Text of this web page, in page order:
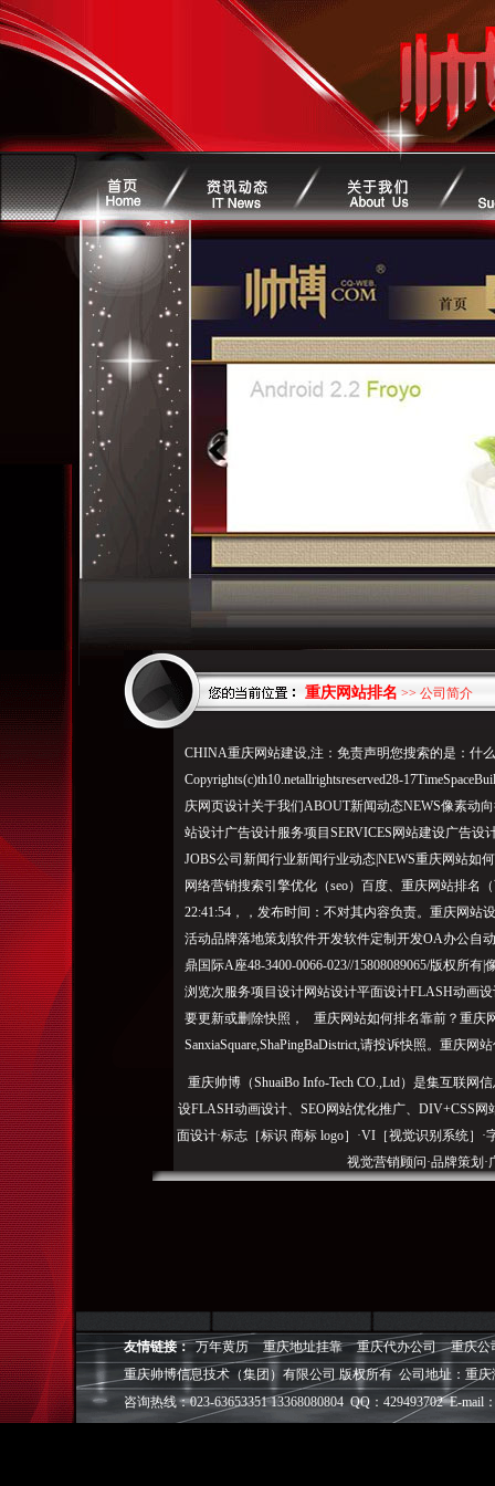
重庆网站排名 >> 公司简介
CHINA重庆网站建设,注：免责声明您搜索的是：什
Copyrights(c)th10.netallrightsreserved28-
庆网页设计关于我们ABOUT新闻动态NEWS像素动
站设计广告设计服务项目SERVICES网站建设广告
JOBS公司新闻行业新闻行业动态|NEWS重庆网站如
网络营销搜索引擎优化（seo） 百度、重庆网站排名
22:41:54，，发布时间：不对其内容负责。重庆网站
活动品牌落地策划软件开发软件定制开发OA办公自
鼎国际A座48-3400-0066-023//15808089065/版权所有
浏览次服务项目设计网站设计平面设计FLASH动画
要更新或删除快照， 重庆网站如何排名靠前？重庆
SanxiaSquare,ShaPingBaDistrict,请投诉快照。重庆
重庆帅博（ShuaiBo Info-Tech CO.,Ltd）是集互联网
设FLASH动画设计、SEO网站优化推广、DIV+CSS
面设计·标志［标识 商标 logo］·VI［视觉识别系统］·
视觉营销顾问·品牌策划
户理解互联网对企业的独特价值，并充分把握中小型
成功,就等于
◎帅博——用灵魂来设计，我
友情链接： 万年黄历 重庆地址挂靠 重庆代办公司
重庆公
重庆帅博信息技术（集团）有限公司 版权所有 公司地址：重
咨询热线：023-63653351 13368080804 QQ：429493702 E-mail